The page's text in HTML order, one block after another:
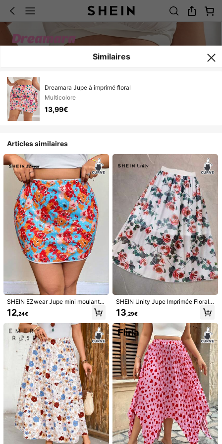
1/5
13,99€ Prix TTC, droits inclus
Dreamara Jupe à imprimé floral 4,82(100+)
Taille FR
44(0XL) 46(1XL) 48 (2XL) 50(3XL)
52(4XL)
Guide des tailles
Pas votre taille? Dites-nous
Similaires
Dreamara Jupe à imprimé floral
Multicolore
13,99€
Articles similaires
SHEIN EZwear Jupe mini moulante
à imprimé floral pour femmes grand
e taille
12 ,24€
SHEIN Unity Jupe Imprimée Florale
Grande Taille Pour Femme
13 ,29€